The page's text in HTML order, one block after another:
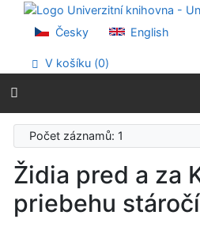
Přejít na obsah
Přejít na menu
Prohlášení o webové
Česky English
V košíku (0)
Počet záznamů: 1
Židia pred a za
priebehu stáročí